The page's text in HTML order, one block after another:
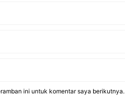
ini untuk komentar saya berikutnya.